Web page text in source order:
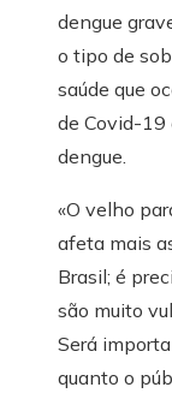
dengue
o tipo de
saúde que
de Covid-19
dengue.
«O velho
afeta mais
Brasil; é
são muito
Será
quanto o